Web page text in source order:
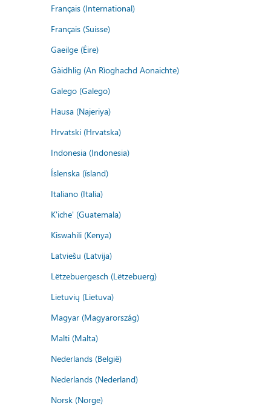
Français (International)
Français (Suisse)
Gaeilge (Éire)
Gàidhlig (An Rìoghachd Aonaichte)
Galego (Galego)
Hausa (Najeriya)
Hrvatski (Hrvatska)
Indonesia (Indonesia)
Íslenska (ísland)
Italiano (Italia)
K'iche' (Guatemala)
Kiswahili (Kenya)
Latviešu (Latvija)
Lëtzebuergesch (Lëtzebuerg)
Lietuvių (Lietuva)
Magyar (Magyarország)
Malti (Malta)
Nederlands (België)
Nederlands (Nederland)
Norsk (Norge)